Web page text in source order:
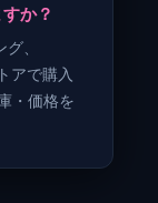
か？
、
アで購入
・価格を